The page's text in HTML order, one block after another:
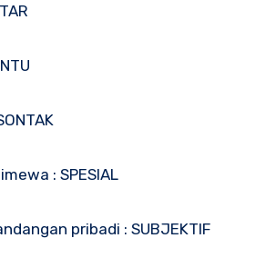
: SPESIAL
pribadi : SUBJEKTIF